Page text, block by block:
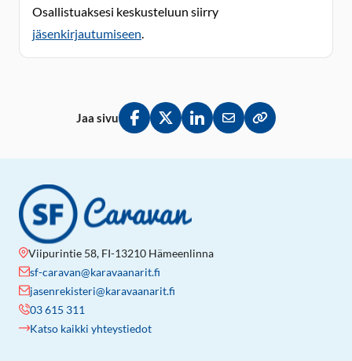
Osallistuaksesi keskusteluun siirry
jäsenkirjautumiseen.
Jaa sivu
Jaa Facebookissa
Jaa Twitterissä
Jaa LinkedInissä
Jaa sähköpostitse
Kopioi linkki
Viipurintie 58, FI-13210 Hämeenlinna
sf-caravan@karavaanarit.fi
jasenrekisteri@karavaanarit.fi
03 615 311
Katso kaikki yhteystiedot